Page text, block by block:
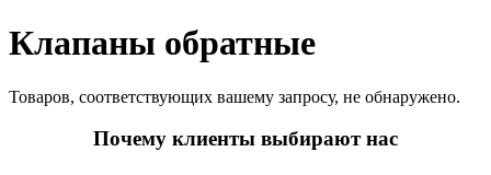
Клапаны обратные
Товаров, соответствующих вашему запросу, не обнаружено.
Почему клиенты выбирают нас